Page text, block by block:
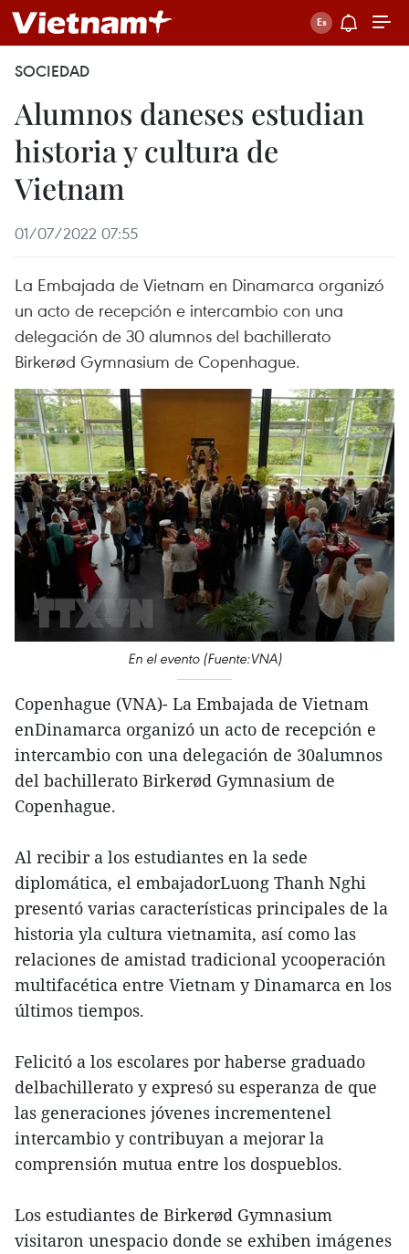
SOCIEDAD
Alumnos daneses estudian
historia y cultura de
Vietnam
01/07/2022 07:55
La Embajada de Vietnam en Dinamarca organizó
un acto de recepción e intercambio con una
delegación de 30 alumnos del bachillerato
Birkerød Gymnasium de Copenhague.
En el evento (Fuente:VNA)
Copenhague (VNA)- La Embajada de Vietnam
enDinamarca organizó un acto de recepción e
intercambio con una delegación de 30alumnos
del bachillerato Birkerød Gymnasium de
Copenhague.
Al recibir a los estudiantes en la sede
diplomática, el embajadorLuong Thanh Nghi
presentó varias características principales de la
historia yla cultura vietnamita, así como las
relaciones de amistad tradicional ycooperación
multifacética entre Vietnam y Dinamarca en los
últimos tiempos.
Felicitó a los escolares por haberse graduado
delbachillerato y expresó su esperanza de que
las generaciones jóvenes incrementenel
intercambio y contribuyan a mejorar la
comprensión mutua entre los dospueblos.
Los estudiantes de Birkerød Gymnasium
visitaron unespacio donde se exhiben imágenes